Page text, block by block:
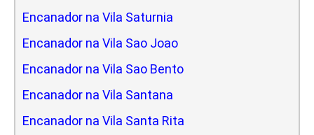
Encanador na Vila Saturnia
Encanador na Vila Sao Joao
Encanador na Vila Sao Bento
Encanador na Vila Santana
Encanador na Vila Santa Rita